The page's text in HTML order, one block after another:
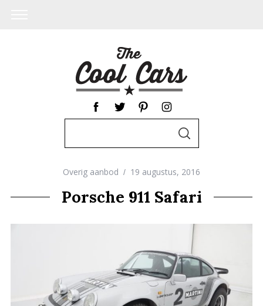
r
c
S
E
C
H
Overig aanbod 19 augustus, 2016
Porsche 911 Safari